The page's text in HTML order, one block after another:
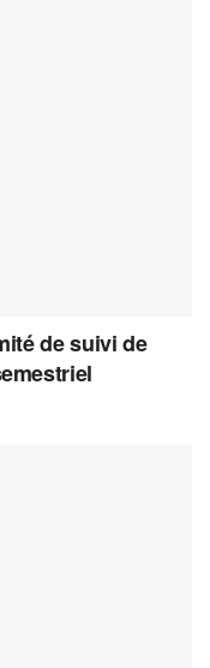
de suivi de